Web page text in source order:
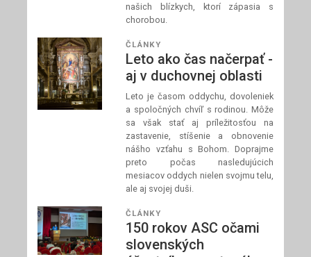
našich blízkych, ktorí zápasia s
chorobou.
ČLÁNKY
Leto ako čas načerpať -
aj v duchovnej oblasti
Leto je časom oddychu, dovoleniek
a spoločných chvíľ s rodinou. Môže
sa však stať aj príležitosťou na
zastavenie, stíšenie a obnovenie
nášho vzťahu s Bohom. Doprajme
preto počas nasledujúcich
mesiacov oddych nielen svojmu telu,
ale aj svojej duši.
ČLÁNKY
150 rokov ASC očami
slovenských